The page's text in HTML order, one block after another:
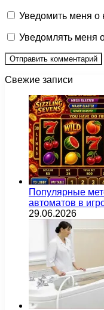
Уведомить меня о
Уведомлять меня
Свежие записи
Популярные
автоматов в
29.06.2026